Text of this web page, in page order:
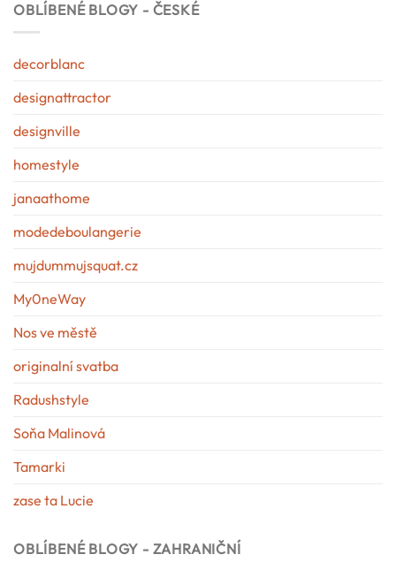
OBLÍBENÉ BLOGY - ČESKÉ
decorblanc
designattractor
designville
homestyle
janaathome
modedeboulangerie
mujdummujsquat.cz
My0neWay
Nos ve městě
originalní svatba
Radushstyle
Soňa Malinová
Tamarki
zase ta Lucie
OBLÍBENÉ BLOGY - ZAHRANIČNÍ